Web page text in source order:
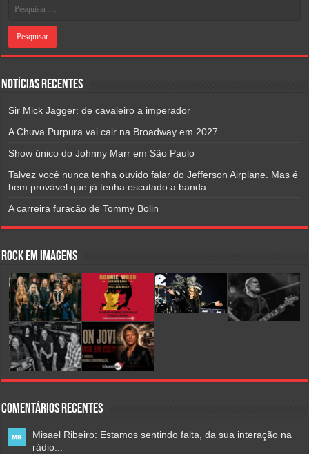
Notícias Recentes
Sir Mick Jagger: de cavaleiro a imperador
A Chuva Purpura vai cair na Broadway em 2027
Show único do Johnny Marr em São Paulo
Talvez você nunca tenha ouvido falar do Jefferson Airplane. Mas é
bem provável que já tenha escutado a banda.
A carreira furacão de Tommy Bolin
Rock em Imagens
Comentários Recentes
Misael Ribeiro: Estamos sentindo falta, da sua interação na
rádio...